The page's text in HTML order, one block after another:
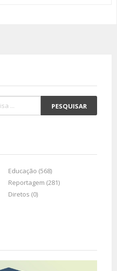
Educação (568)
Reportagem (281)
Diretos (0)